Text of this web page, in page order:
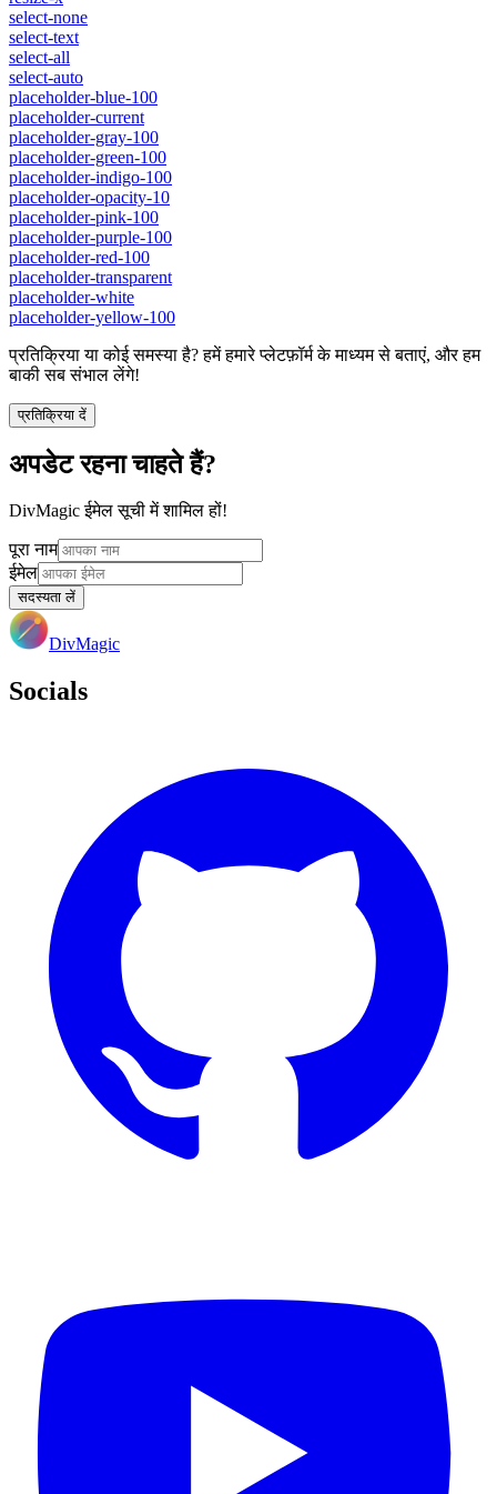
select-none
select-text
select-all
select-auto
placeholder-blue-100
placeholder-current
placeholder-gray-100
placeholder-green-100
placeholder-indigo-100
placeholder-opacity-10
placeholder-pink-100
placeholder-purple-100
placeholder-red-100
placeholder-transparent
placeholder-white
placeholder-yellow-100
प्रतिक्रिया या कोई समस्या है? हमें हमारे प्लेटफ़ॉर्म के माध्यम से बताएं, और हम
बाकी सब संभाल लेंगे!
प्रतिक्रिया दें
अपडेट रहना चाहते हैं?
DivMagic ईमेल सूची में शामिल हों!
पूरा नाम
ईमेल
सदस्यता लें
DivMagic
Socials